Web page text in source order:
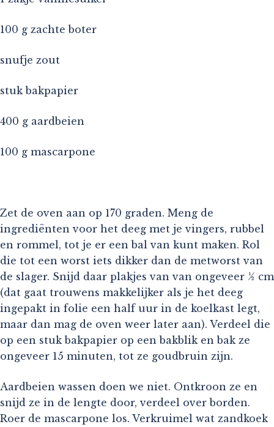
100 g zachte boter
snufje zout
stuk bakpapier
400 g aardbeien
100 g mascarpone
Zet de oven aan op 170 graden. Meng de
ingrediënten voor het deeg met je vingers, rubbel
en rommel, tot je er een bal van kunt maken. Rol
die tot een worst iets dikker dan de metworst van
de slager. Snijd daar plakjes van van ongeveer ½ cm
(dat gaat trouwens makkelijker als je het deeg
ingepakt in folie een half uur in de koelkast legt,
maar dan mag de oven weer later aan). Verdeel die
op een stuk bakpapier op een bakblik en bak ze
ongeveer 15 minuten, tot ze goudbruin zijn.
Aardbeien wassen doen we niet. Ontkroon ze en
snijd ze in de lengte door, verdeel over borden.
Roer de mascarpone los. Verkruimel wat zandkoek